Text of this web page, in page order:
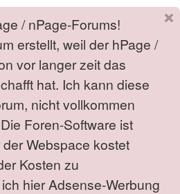
/ nPage-Forums!
erstellt, weil der hPage /
vor langer zeit das
hat. Ich kann diese
nicht vollkommen
Foren-Software ist
Webspace kostet
Kosten zu
hier Adsense-Werbung